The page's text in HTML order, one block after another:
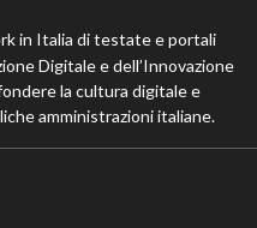
in Italia di testate e portali
Digitale e dell’Innovazione
la cultura digitale e
amministrazioni italiane.